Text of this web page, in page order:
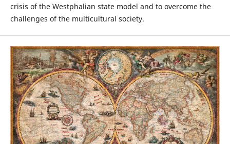
crisis of the Westphalian state model and to overcome the
challenges of the multicultural society.